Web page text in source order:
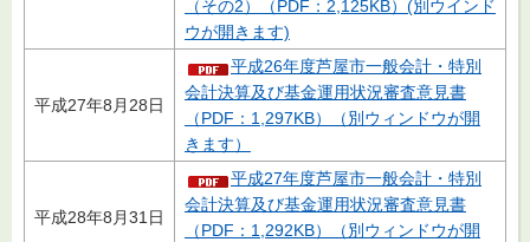
（その2）（PDF：2,125KB）(別ウインド
ウが開きます)
平成27年8月28日
平成26年度芦屋市一般会計・特別
会計決算及び基金運用状況審査意見書
（PDF：1,297KB）（別ウィンドウが開
きます）
平成28年8月31日
平成27年度芦屋市一般会計・特別
会計決算及び基金運用状況審査意見書
（PDF：1,292KB）（別ウィンドウが開